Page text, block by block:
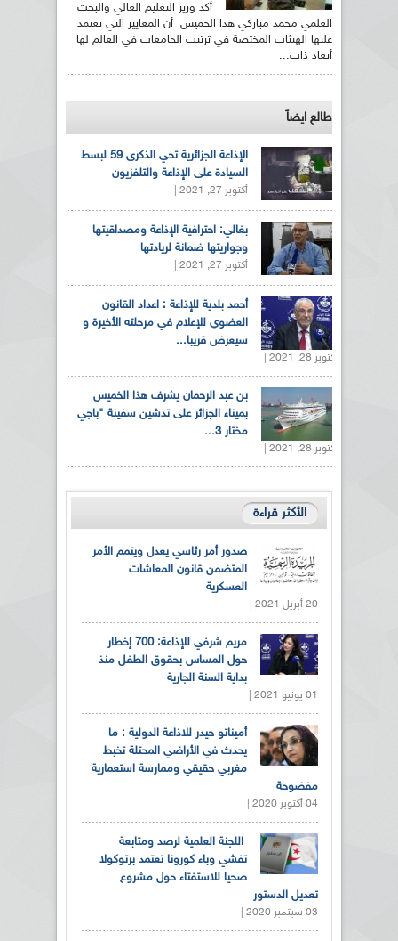
أكد وزير التعليم العالي والبحث
العلمي محمد مباركي هذا الخميس أن المعايير التي تعتمد
عليها الهيئات المختصة في ترتيب الجامعات في العالم لها
أبعاد ذات...
طالع ايضاً
الإذاعة الجزائرية تحي الذكرى 59 لبسط
السيادة على الإذاعة والتلفزيون
أكتوبر 27, 2021 |
بغالي: احترافية الإذاعة ومصداقيتها
وجواريتها ضمانة لريادتها
أكتوبر 27, 2021 |
أحمد بلدية للإذاعة : اعداد القانون
العضوي للإعلام في مرحلته الأخيرة و
سيعرض قريبا...
أكتوبر 28, 2021 |
بن عبد الرحمان يشرف هذا الخميس
بميناء الجزائر على تدشين سفينة "باجي
مختار 3...
أكتوبر 28, 2021 |
الأكثر قراءة
صدور أمر رئاسي يعدل ويتمم الأمر
المتضمن قانون المعاشات
العسكرية
20 أبريل 2021 |
مريم شرفي للإذاعة: 700 إخطار
حول المساس بحقوق الطفل منذ
بداية السنة الجارية
01 يونيو 2021 |
أميناتو حيدر للاذاعة الدولية : ما
يحدث في الأراضي المحتلة تخبط
مغربي حقيقي وممارسة استعمارية
مفضوحة
04 أكتوبر 2020 |
اللجنة العلمية لرصد ومتابعة
تفشي وباء كورونا تعتمد برتوكولا
صحيا للاستفتاء حول مشروع
تعديل الدستور
03 سبتمبر 2020 |